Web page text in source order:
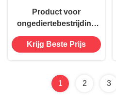
Product voor
ongediertebestrijding
Smart Rodent Bait
Station Tunnel voor
Krijg Beste Prijs
1 2 3